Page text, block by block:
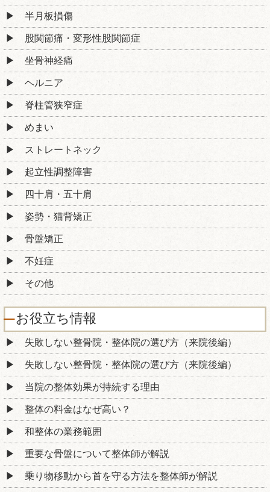
半月板損傷
股関節痛・変形性股関節症
坐骨神経痛
ヘルニア
脊柱管狭窄症
めまい
ストレートネック
起立性調整障害
四十肩・五十肩
姿勢・猫背矯正
骨盤矯正
不妊症
その他
お役立ち情報
失敗しない整骨院・整体院の選び方（来院後編）
失敗しない整骨院・整体院の選び方（来院後編）
当院の整体効果が持続する理由
整体の料金はなぜ高い？
和整体の業務範囲
重要な骨盤について整体師が解説
乗り物移動から首を守る方法を整体師が解説